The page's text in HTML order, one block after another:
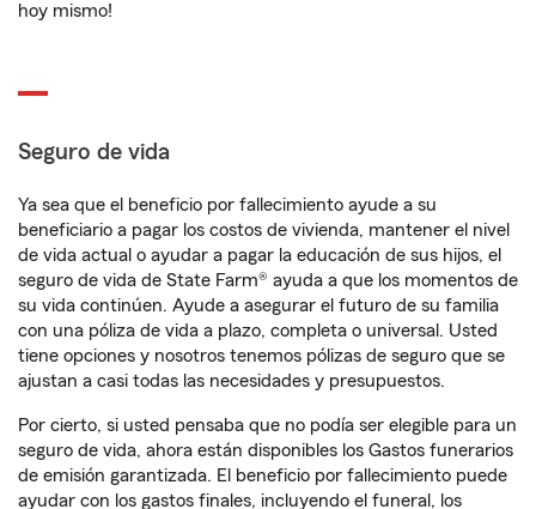
hoy mismo!
Seguro de vida
Ya sea que el beneficio por fallecimiento ayude a su
beneficiario a pagar los costos de vivienda, mantener el nivel
de vida actual o ayudar a pagar la educación de sus hijos, el
seguro de vida de State Farm® ayuda a que los momentos de
su vida continúen. Ayude a asegurar el futuro de su familia
con una póliza de vida a plazo, completa o universal. Usted
tiene opciones y nosotros tenemos pólizas de seguro que se
ajustan a casi todas las necesidades y presupuestos.
Por cierto, si usted pensaba que no podía ser elegible para un
seguro de vida, ahora están disponibles los Gastos funerarios
de emisión garantizada. El beneficio por fallecimiento puede
ayudar con los gastos finales, incluyendo el funeral, los